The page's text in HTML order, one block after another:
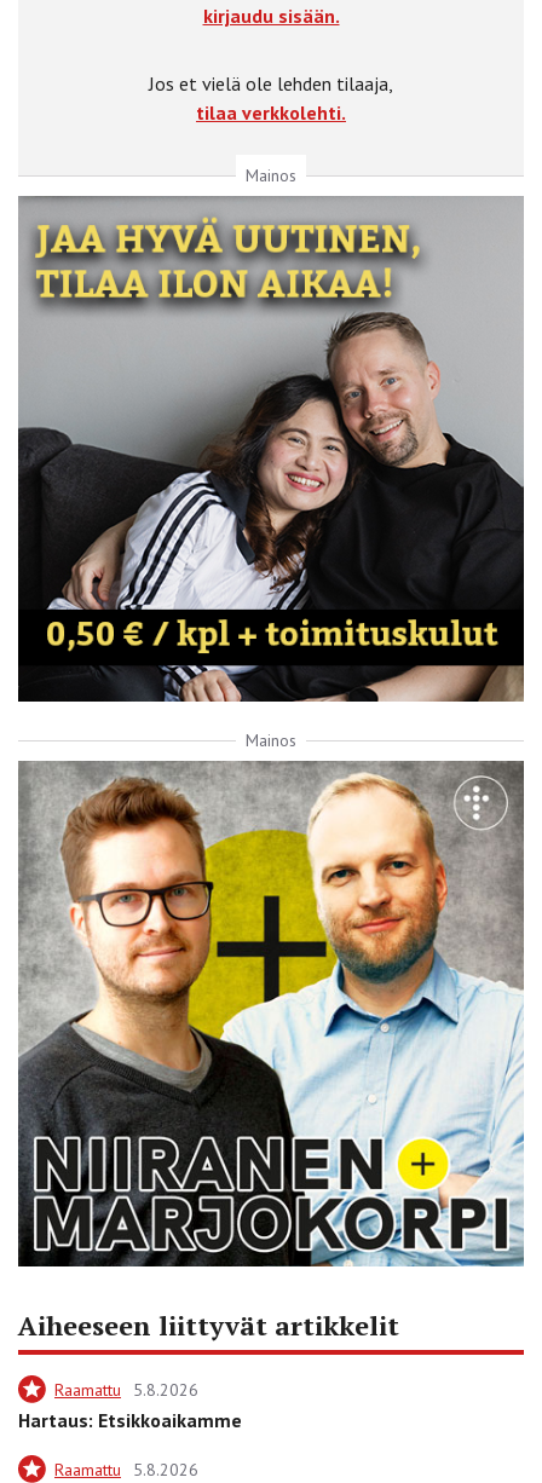
kirjaudu sisään.
Jos et vielä ole lehden tilaaja,
tilaa verkkolehti.
Mainos
Mainos
Aiheeseen liittyvät artikkelit
Raamattu 5.8.2026
Hartaus: Etsikkoaikamme
Raamattu 5.8.2026